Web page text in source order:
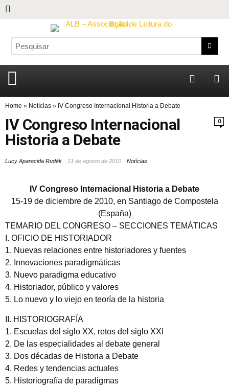
Home » Notícias » IV Congreso Internacional Historia a Debate
0
IV Congreso Internacional
Historia a Debate
Lucy Aparecida Rudék 11 de agosto de 2010 Notícias
IV Congreso Internacional Historia a Debate
15-19 de diciembre de 2010, en Santiago de Compostela
(España)
TEMARIO DEL CONGRESO – SECCIONES TEMÁTICAS
I. OFICIO DE HISTORIADOR
1. Nuevas relaciones entre historiadores y fuentes
2. Innovaciones paradigmáticas
3. Nuevo paradigma educativo
4. Historiador, público y valores
5. Lo nuevo y lo viejo en teoría de la historia
II. HISTORIOGRAFÍA
1. Escuelas del siglo XX, retos del siglo XXI
2. De las especialidades al debate general
3. Dos décadas de Historia a Debate
4. Redes y tendencias actuales
5. Historiografía de paradigmas